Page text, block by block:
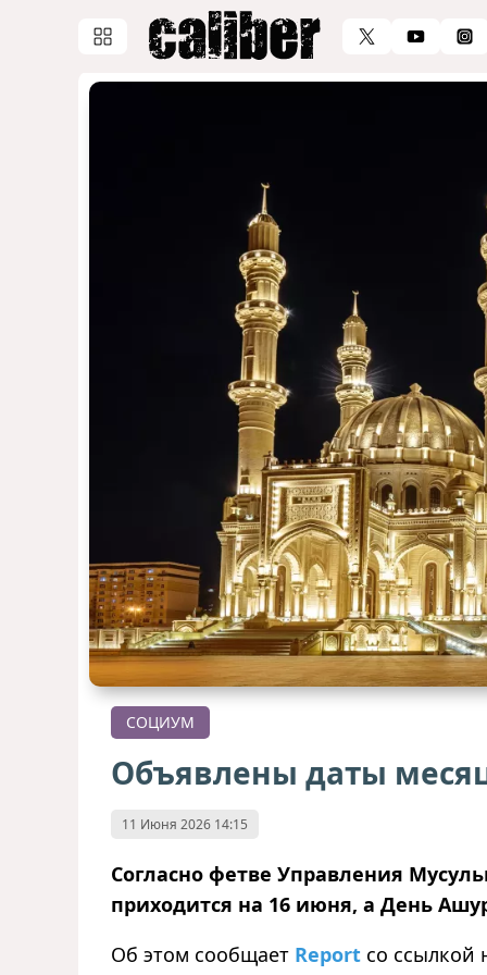
СОЦИУМ
Объявлены даты
11 Июня 2026 14:15
Согласно фетве Управления
приходится на 16 июня, а День
Об этом сообщает Report со ссылкой